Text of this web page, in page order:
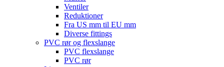
Ventiler
Reduktioner
Fra US mm til EU mm
Diverse fittings
PVC rør og flexslange
PVC flexslange
PVC rør